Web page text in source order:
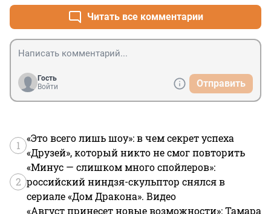
Читать все комментарии
Гость
Войти
Отправить
1
«Это всего лишь шоу»: в чем секрет успеха
«Друзей», который никто не смог повторить
2
«Минус — слишком много спойлеров»:
российский ниндзя-скульптор снялся в
сериале «Дом Дракона». Видео
«Август принесет новые возможности»: Тамара